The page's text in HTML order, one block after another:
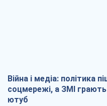
Війна і медіа: політика
соцмережі, а ЗМІ
ютуб